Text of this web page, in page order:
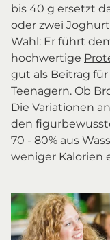
bis 40 g ersetzt
oder zwei
Wahl: Er führt
hochwertige
gut als Beitrag
Teenagern. Ob
Die Variationen an
den
70 - 80% aus
weniger Kalorien